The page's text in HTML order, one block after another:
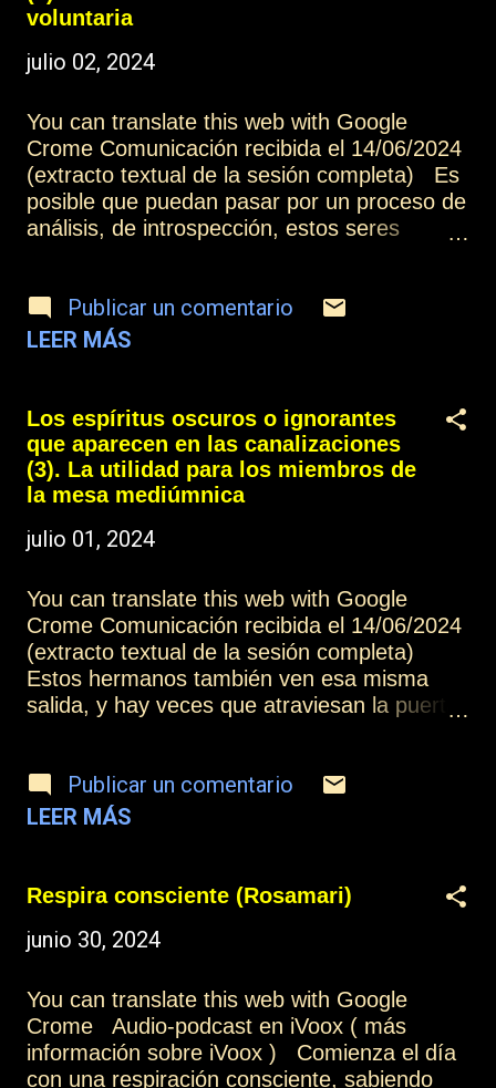
pero incluso pidiéndoselo, hubo personas
transmitía, es necesaria la fe para poder
intención, clara y limpia, de querer transitar
el camino para el cual se solicita la ayuda.
Otros artículos de esta colección: Los
espíritus oscuros o ignorantes que aparecen
en las canalizaciones (1) Más información:
voluntaria
julio 02, 2024
You can translate this web with Google
Crome Comunicación recibida el 14/06/2024
(extracto textual de la sesión completa) Es
posible que puedan pasar por un proceso de
análisis, de introspección, estos seres
pero solamente a través de la voluntad
personal se puede salir de la oscuridad.
aprender, es tirar perlas a los cerdos, ya lo
explicó el Maestro Jesús[1]. [1] Evangelio
según San Mateo 7,6. Otros artículos de
esta colección: Los espíritus oscuros o
canalizaciones (1) Más información: Índice
mediumnidad
Publicar un comentario
LEER MÁS
Los espíritus oscuros o ignorantes
que aparecen en las canalizaciones
(3). La utilidad para los miembros de
la mesa mediúmnica
julio 01, 2024
You can translate this web with Google
Crome Comunicación recibida el 14/06/2024
(extracto textual de la sesión completa)
Estos hermanos también ven esa misma
salida, y hay veces que atraviesan la puerta,
una mesa mediúmnica, donde pasan por
esa experiencia desagradable, porque se
estos hermanos pueden comprender la
que puede llegar en algunos casos a influir
Otros artículos de esta colección: Los
espíritus oscuros o ignorantes que aparecen
en las canalizaciones (1) Más información:
Índice Contactar o suscribirse Practicar la
Publicar un comentario
LEER MÁS
Respira consciente (Rosamari)
junio 30, 2024
You can translate this web with Google
Crome Audio-podcast en iVoox ( más
información sobre iVoox ) Comienza el día
con una respiración consciente, sabiendo